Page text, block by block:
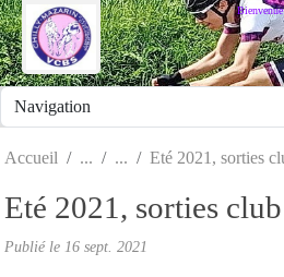
Accueil Eté 2021, sorties
Eté 2021, sorties
Publié le 16 sept. 2021
Panneau de gestion des cookies